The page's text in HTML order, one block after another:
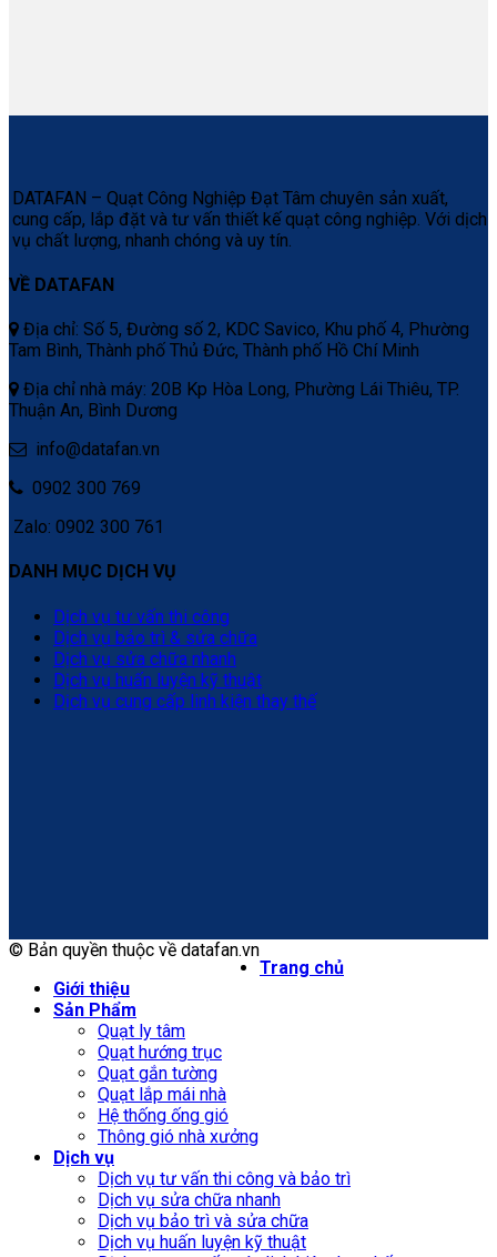
DATAFAN – Quạt Công Nghiệp Đạt Tâm chuyên sản xuất,
cung cấp, lắp đặt và tư vấn thiết kế quạt công nghiệp. Với dịch
vụ chất lượng, nhanh chóng và uy tín.
VỀ DATAFAN
Địa chỉ: Số 5, Đường số 2, KDC Savico, Khu phố 4, Phường
Tam Bình, Thành phố Thủ Đức, Thành phố Hồ Chí Minh
Địa chỉ nhà máy: 20B Kp Hòa Long, Phường Lái Thiêu, TP.
Thuận An, Bình Dương
info@datafan.vn
0902 300 769
Zalo: 0902 300 761
DANH MỤC DỊCH VỤ
Dịch vụ tư vấn thi công
Dịch vụ bảo trì & sửa chữa
Dịch vụ sửa chữa nhanh
Dịch vụ huấn luyện kỹ thuật
Dịch vụ cung cấp linh kiện thay thế
© Bản quyền thuộc về datafan.vn
Trang chủ
Giới thiệu
Sản Phẩm
Quạt ly tâm
Quạt hướng trục
Quạt gắn tường
Quạt lắp mái nhà
Hệ thống ống gió
Thông gió nhà xưởng
Dịch vụ
Dịch vụ tư vấn thi công và bảo trì
Dịch vụ sửa chữa nhanh
Dịch vụ bảo trì và sửa chữa
Dịch vụ huấn luyện kỹ thuật